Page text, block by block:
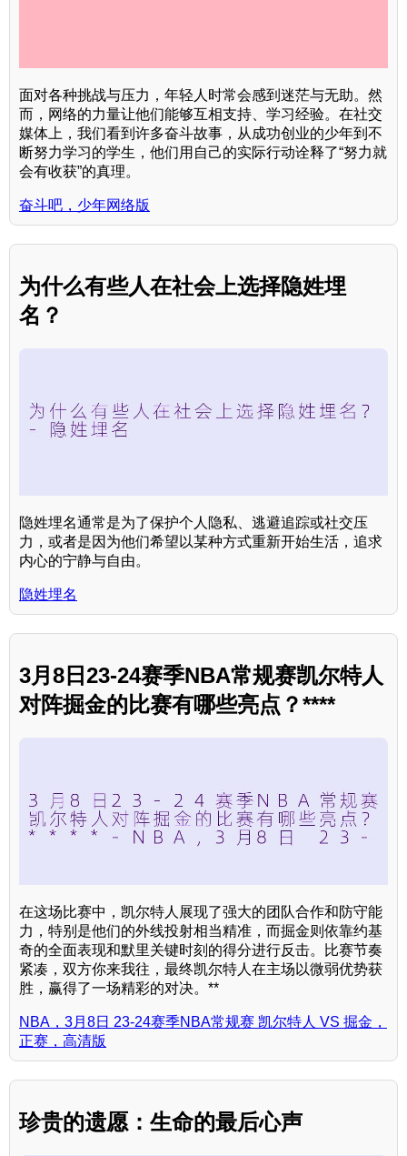
面对各种挑战与压力，年轻人时常会感到迷茫与无助。然
而，网络的力量让他们能够互相支持、学习经验。在社交
媒体上，我们看到许多奋斗故事，从成功创业的少年到不
断努力学习的学生，他们用自己的实际行动诠释了“努力就
会有收获”的真理。
奋斗吧，少年网络版
为什么有些人在社会上选择隐姓埋
名？
隐姓埋名通常是为了保护个人隐私、逃避追踪或社交压
力，或者是因为他们希望以某种方式重新开始生活，追求
内心的宁静与自由。
隐姓埋名
3月8日23-24赛季NBA常规赛凯尔特人
对阵掘金的比赛有哪些亮点？****
在这场比赛中，凯尔特人展现了强大的团队合作和防守能
力，特别是他们的外线投射相当精准，而掘金则依靠约基
奇的全面表现和默里关键时刻的得分进行反击。比赛节奏
紧凑，双方你来我往，最终凯尔特人在主场以微弱优势获
胜，赢得了一场精彩的对决。**
NBA，3月8日 23-24赛季NBA常规赛 凯尔特人 VS 掘金，
正赛，高清版
珍贵的遗愿：生命的最后心声